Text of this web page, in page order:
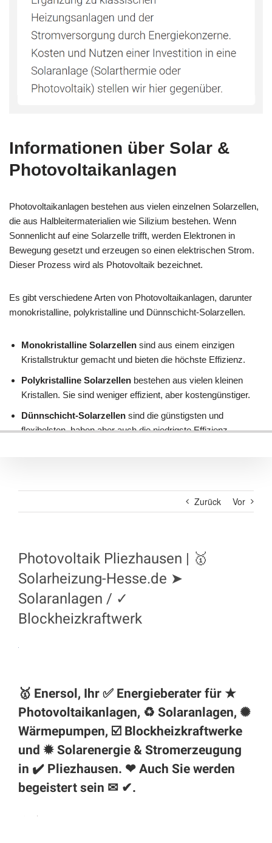
Zurück Vor
Photovoltaik Pliezhausen | 🥇
Solarheizung-Hesse.de ➤
Solaranlagen / ✓
Blockheizkraftwerk
🥇 Enersol, Ihr ✅ Energieberater für ★
Photovoltaikanlagen, ♻ Solaranlagen, ✺
Wärmepumpen, ☑️ Blockheizkraftwerke
und ✹ Solarenergie & Stromerzeugung
in ✔️ Pliezhausen. ❤ Auch Sie werden
begeistert sein ✉ ✔.